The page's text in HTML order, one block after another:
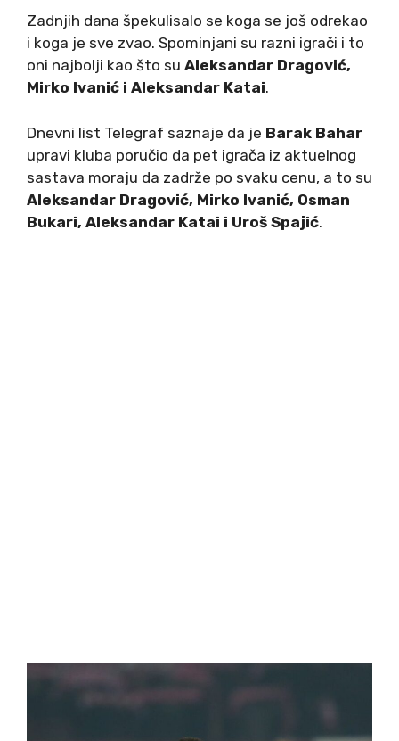
Zadnjih dana špekulisalo se koga se još odrekao
i koga je sve zvao. Spominjani su razni igrači i to
oni najbolji kao što su Aleksandar Dragović,
Mirko Ivanić i Aleksandar Katai.
Dnevni list Telegraf saznaje da je Barak Bahar
upravi kluba poručio da pet igrača iz aktuelnog
sastava moraju da zadrže po svaku cenu, a to su
Aleksandar Dragović, Mirko Ivanić, Osman
Bukari, Aleksandar Katai i Uroš Spajić.